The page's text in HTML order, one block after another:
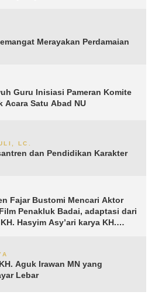
Merayakan Perdamaian
Guru Inisiasi Pameran Komite
Acara Satu Abad NU
LC.
dan Pendidikan Karakter
Fajar Bustomi Mencari Aktor
Penakluk Badai, adaptasi dari
Hasyim Asy’ari karya KH.
Aguk Irawan MN yang
Lebar